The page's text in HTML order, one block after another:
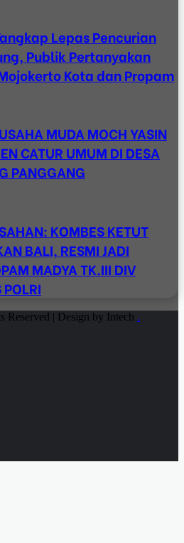
Lepas Pencurian
Publik Pertanyakan
Kota dan Propam
MUDA MOCH YASIN
CATUR UMUM DI DESA
PANGGANG
KOMBES KETUT
BALI, RESMI JADI
MADYA TK.III DIV
| Design by Intech .